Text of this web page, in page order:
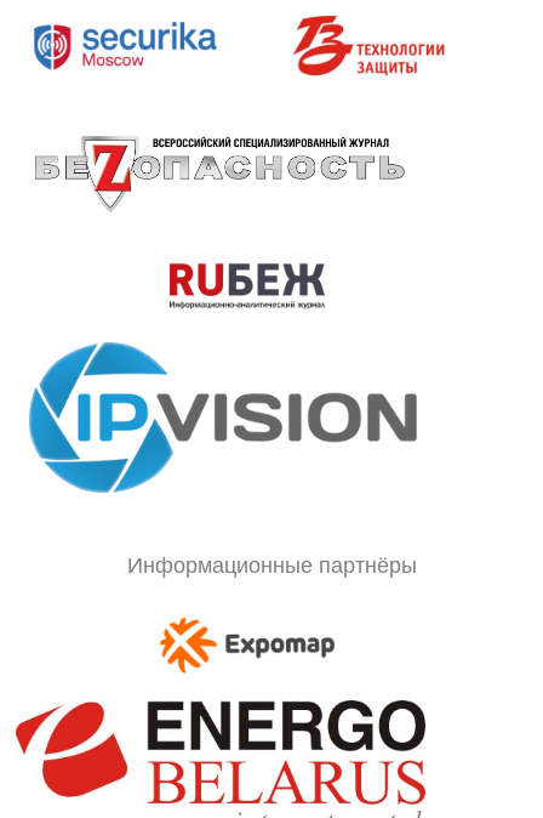
Информационные партнёры